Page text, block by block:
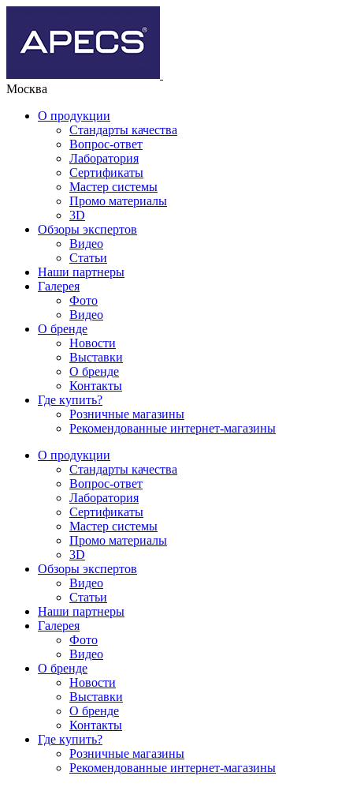
Москва
О продукции
Стандарты качества
Вопрос-ответ
Лаборатория
Сертификаты
Мастер системы
Промо материалы
3D
Обзоры экспертов
Видео
Статьи
Наши партнеры
Галерея
Фото
Видео
О бренде
Новости
Выставки
О бренде
Контакты
Где купить?
Розничные магазины
Рекомендованные интернет-магазины
О продукции
Стандарты качества
Вопрос-ответ
Лаборатория
Сертификаты
Мастер системы
Промо материалы
3D
Обзоры экспертов
Видео
Статьи
Наши партнеры
Галерея
Фото
Видео
О бренде
Новости
Выставки
О бренде
Контакты
Где купить?
Розничные магазины
Рекомендованные интернет-магазины